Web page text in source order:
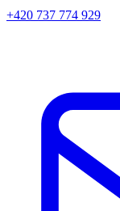
+420 737 774 929